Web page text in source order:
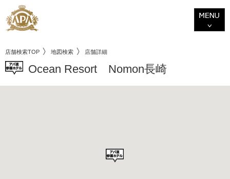
店舗検索TOP 地図検索 店舗詳細
Ocean Resort Nomon長崎